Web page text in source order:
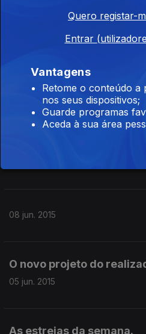
10 jun. 2015
08 jun. 2015
O novo projeto do
05 jun. 2015
As estreias da semana.
Quero registar-
Entrar
Vantagens
Retome o conteúdo a
nos seus dispositivos;
Guarde programas
Aceda à sua área